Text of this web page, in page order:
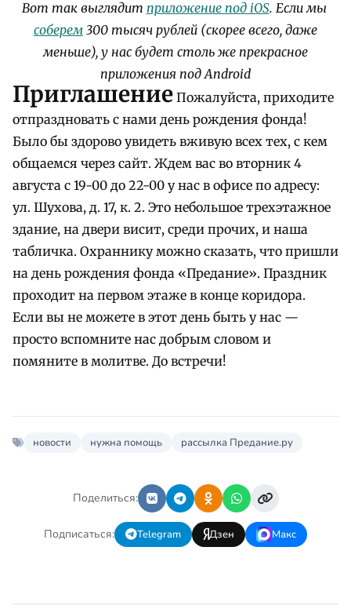
Вот так выглядит приложение под iOS. Если мы
соберем 300 тысяч рублей (скорее всего, даже
меньше), у нас будет столь же прекрасное
приложения под Android
Приглашение Пожалуйста, приходите
отпраздновать с нами день рождения фонда!
Было бы здорово увидеть вживую всех тех, с кем
общаемся через сайт. Ждем вас во вторник 4
августа с 19-00 до 22-00 у нас в офисе по адресу:
ул. Шухова, д. 17, к. 2. Это небольшое трехэтажное
здание, на двери висит, среди прочих, и наша
табличка. Охраннику можно сказать, что пришли
на день рождения фонда «Предание». Праздник
проходит на первом этаже в конце коридора.
Если вы не можете в этот день быть у нас —
просто вспомните нас добрым словом и
помяните в молитве. До встречи!
новости нужна помощь рассылка Предание.ру
Поделиться:
Подписаться: Telegram Дзен Макс